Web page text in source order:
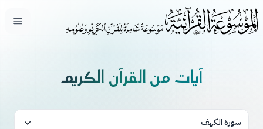
فتح
آيات من القرآن الكريم
سورة الكهف